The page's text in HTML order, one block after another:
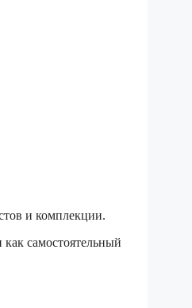
и комплекции.
самостоятельный